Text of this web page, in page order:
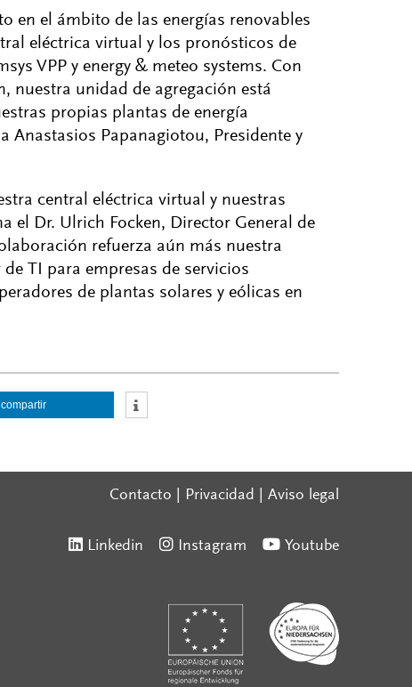
en el ámbito de las energías renovables
eléctrica virtual y los pronósticos de
VPP y energy & meteo systems. Con
nuestra unidad de agregación está
propias plantas de energía
Anastasios Papanagiotou, Presidente y
central eléctrica virtual y nuestras
el Dr. Ulrich Focken, Director General de
refuerza aún más nuestra
TI para empresas de servicios
de plantas solares y eólicas en
compartir
Contacto Privacidad Aviso legal
Linkedin Instagram Youtube